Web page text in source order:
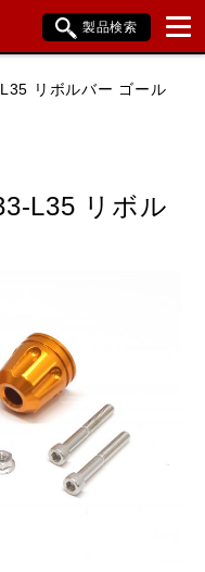
製品検索
リボルバー ゴール
L35 リボル